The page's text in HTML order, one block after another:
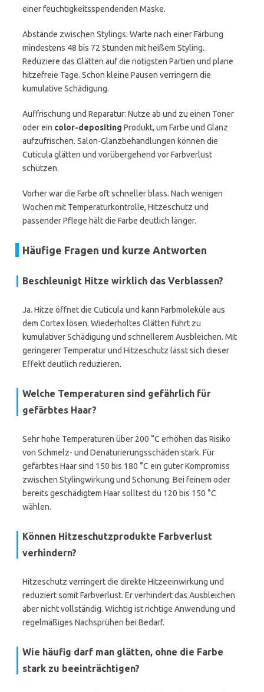
einer feuchtigkeitsspendenden Maske.
Abstände zwischen Stylings: Warte nach einer Färbung
mindestens 48 bis 72 Stunden mit heißem Styling.
Reduziere das Glätten auf die nötigsten Partien und plane
hitzefreie Tage. Schon kleine Pausen verringern die
kumulative Schädigung.
Auffrischung und Reparatur: Nutze ab und zu einen Toner
oder ein color-depositing Produkt, um Farbe und Glanz
aufzufrischen. Salon-Glanzbehandlungen können die
Cuticula glätten und vorübergehend vor Farbverlust
schützen.
Vorher war die Farbe oft schneller blass. Nach wenigen
Wochen mit Temperaturkontrolle, Hitzeschutz und
passender Pflege hält die Farbe deutlich länger.
Häufige Fragen und kurze Antworten
Beschleunigt Hitze wirklich das Verblassen?
Ja. Hitze öffnet die Cuticula und kann Farbmoleküle aus
dem Cortex lösen. Wiederholtes Glätten führt zu
kumulativer Schädigung und schnellerem Ausbleichen. Mit
geringerer Temperatur und Hitzeschutz lässt sich dieser
Effekt deutlich reduzieren.
Welche Temperaturen sind gefährlich für
gefärbtes Haar?
Sehr hohe Temperaturen über 200 °C erhöhen das Risiko
von Schmelz- und Denaturierungsschäden stark. Für
gefärbtes Haar sind 150 bis 180 °C ein guter Kompromiss
zwischen Stylingwirkung und Schonung. Bei feinem oder
bereits geschädigtem Haar solltest du 120 bis 150 °C
wählen.
Können Hitzeschutzprodukte Farbverlust
verhindern?
Hitzeschutz verringert die direkte Hitzeeinwirkung und
reduziert somit Farbverlust. Er verhindert das Ausbleichen
aber nicht vollständig. Wichtig ist richtige Anwendung und
regelmäßiges Nachsprühen bei Bedarf.
Wie häufig darf man glätten, ohne die Farbe
stark zu beeinträchtigen?